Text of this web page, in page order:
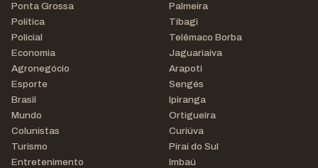
Ponta Grossa
Política
Policial
Economia
Agronegócio
Esporte
Brasil
Mundo
Colunistas
Turismo
Entretenimento
Palmeira
Tibagi
Telêmaco Borba
Jaguariaíva
Arapoti
Sengés
Ipiranga
Ortigueira
Curiúva
Piraí do Sul
Imbaú